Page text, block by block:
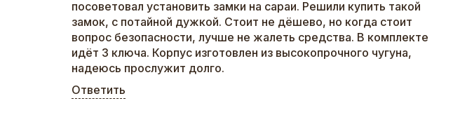
посоветовал установить замки на сараи. Решили купить такой
замок, с потайной дужкой. Стоит не дёшево, но когда стоит
вопрос безопасности, лучше не жалеть средства. В комплекте
идёт 3 ключа. Корпус изготовлен из высокопрочного чугуна,
надеюсь прослужит долго.
Ответить